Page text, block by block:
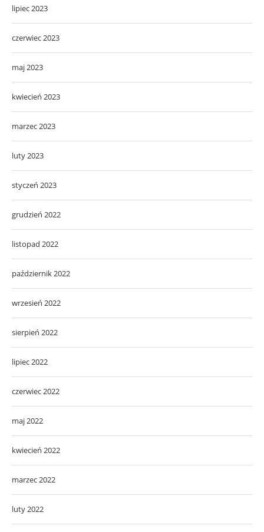
lipiec 2023
czerwiec 2023
maj 2023
kwiecień 2023
marzec 2023
luty 2023
styczeń 2023
grudzień 2022
listopad 2022
październik 2022
wrzesień 2022
sierpień 2022
lipiec 2022
czerwiec 2022
maj 2022
kwiecień 2022
marzec 2022
luty 2022